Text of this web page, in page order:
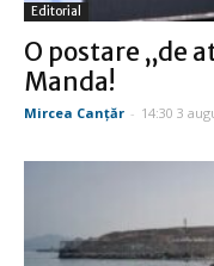
Editorial
O postare „de
Manda!
Mircea Canţăr - 14:30 3